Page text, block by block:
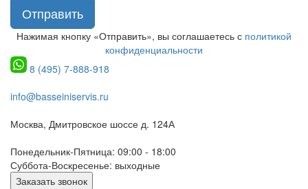
Отправить
Нажимая кнопку «Отправить», вы соглашаетесь с политикой
конфиденциальности
8 (495) 7-888-918
info@basseiniservis.ru
Москва, Дмитровское шоссе д. 124А
Понедельник-Пятница: 09:00 - 18:00
Суббота-Воскресенье: выходные
Заказать звонок